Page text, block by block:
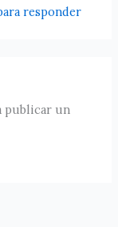
responder
publicar un